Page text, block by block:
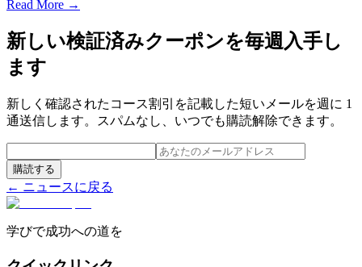
Read More →
新しい検証済みクーポンを毎週入手し
ます
新しく確認されたコース割引を記載した短いメールを週に 1
通送信します。スパムなし、いつでも購読解除できます。
購読する
← ニュースに戻る
学びで成功への道を